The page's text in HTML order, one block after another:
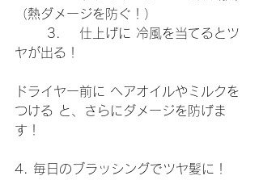
（熱ダメージを防ぐ！）
ヤが出る！
ドライヤー前に ヘアオイルやミルクを
つける と、さらにダメージを防げま
す！
4. 毎日のブラッシングでツヤ髪に！